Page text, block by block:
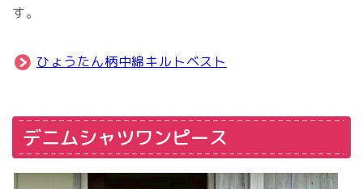
す。
ひょうたん柄中綿キルトベスト
デニムシャツワンピース